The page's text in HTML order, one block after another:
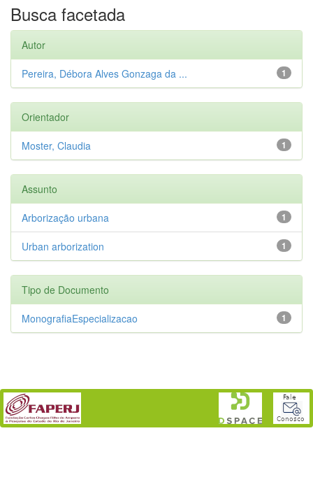
Busca facetada
Autor
1
Pereira, Débora Alves Gonzaga da ...
Orientador
1
Moster, Claudia
Assunto
1
Arborização urbana
1
Urban arborization
Tipo de Documento
1
MonografiaEspecializacao